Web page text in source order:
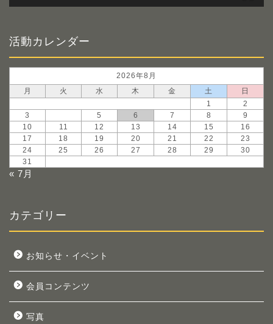
活動カレンダー
2026年8月
月
火 水 木 金 土
日
1
2
3
5 6 7 8
9
10
11 12 13 14 15
16
17
18 19 20 21 22
23
24
25 26 27 28 29
30
31
« 7月
カテゴリー
お知らせ・イベント
会員コンテンツ
写真